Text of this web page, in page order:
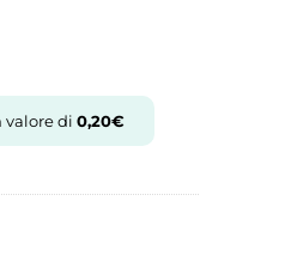
valore di 0,20€